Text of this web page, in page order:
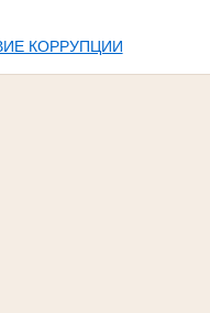
КОРРУПЦИИ